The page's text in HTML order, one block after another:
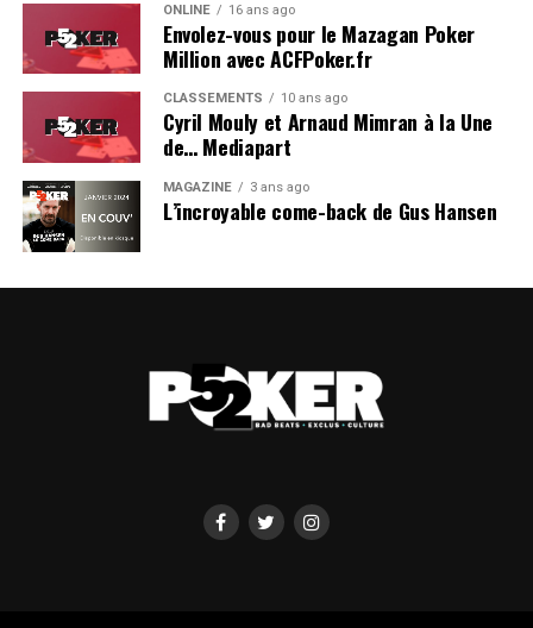
ONLINE 16 ans ago
Envolez-vous pour le Mazagan Poker
Million avec ACFPoker.fr
CLASSEMENTS 10 ans ago
Cyril Mouly et Arnaud Mimran à la Une
de… Mediapart
MAGAZINE 3 ans ago
L’incroyable come-back de Gus Hansen